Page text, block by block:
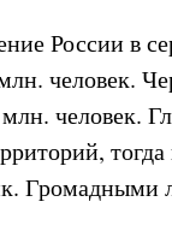
России в
человек.
человек.